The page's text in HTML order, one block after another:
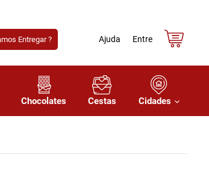
Entregar ? Entre
Ajuda
Chocolates Cestas Cidades